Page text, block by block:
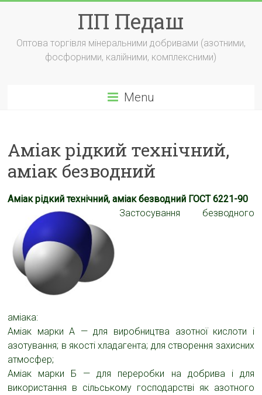
ПП Педаш
Оптова торгівля мінеральними добривами (азотними,
фосфорними, калійними, комплексними)
Menu
Аміак рідкий технічний,
аміак безводний
Аміак рідкий технічний, аміак безводний ГОСТ 6221-90
Застосування безводного
аміака:
Аміак марки А — для виробництва азотної кислоти і
азотування; в якості хладагента; для створення захисних
атмосфер;
Аміак марки Б — для переробки на добриваі для
використання в сільському господарстві як азотного